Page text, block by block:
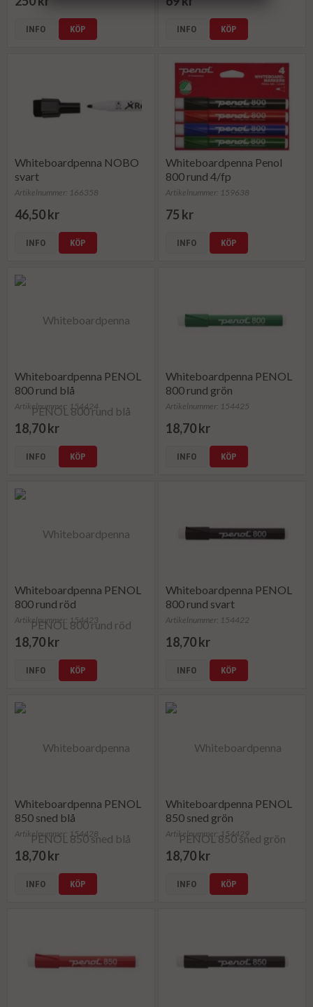
INFO KÖP INFO KÖP
Whiteboardpenna NOBO
svart
Artikelnummer: 166358
46,50 kr
INFO KÖP
Whiteboardpenna Penol
800 rund 4/fp
Artikelnummer: 159638
75 kr
INFO KÖP
Whiteboardpenna PENOL
800 rund blå
Artikelnummer: 154424
18,70 kr
INFO KÖP
Whiteboardpenna PENOL
800 rund grön
Artikelnummer: 154425
18,70 kr
INFO KÖP
Whiteboardpenna PENOL
800 rund röd
Artikelnummer: 154423
18,70 kr
INFO KÖP
Whiteboardpenna PENOL
800 rund svart
Artikelnummer: 154422
18,70 kr
INFO KÖP
Whiteboardpenna PENOL
850 sned blå
Artikelnummer: 154428
18,70 kr
INFO KÖP
Whiteboardpenna PENOL
850 sned grön
Artikelnummer: 154429
18,70 kr
INFO KÖP